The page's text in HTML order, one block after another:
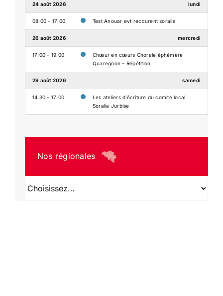
24 août 2026 lundi
08:00 - 17:00 Test Anouar evt reccurent soralia
26 août 2026 mercredi
17:00 - 19:00
Chœur en cœurs Chorale éphémère
Quaregnon – Répétition
29 août 2026 samedi
14:30 - 17:00
Les ateliers d’écriture du comité local
Soralia Jurbise
Nos régionales